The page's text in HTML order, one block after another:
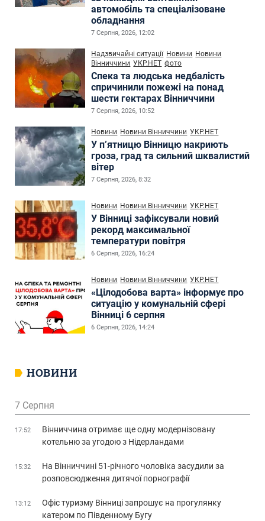
автомобіль та спеціалізоване
обладнання
7 Серпня, 2026, 12:02
Надзвичайні ситуації Новини Новини
Вінниччини УКР.НЕТ фото
Спека та людська недбалість
спричинили пожежі на понад
шести гектарах Вінниччини
7 Серпня, 2026, 10:52
Новини Новини Вінниччини УКР.НЕТ
У п’ятницю Вінницю накриють
гроза, град та сильний шквалистий
вітер
7 Серпня, 2026, 8:32
Новини Новини Вінниччини УКР.НЕТ
У Вінниці зафіксували новий
рекорд максимальної
температури повітря
6 Серпня, 2026, 16:24
Новини Новини Вінниччини УКР.НЕТ
«Цілодобова варта» інформує про
ситуацію у комунальній сфері
Вінниці 6 серпня
6 Серпня, 2026, 14:24
НОВИНИ
7 Серпня
17:52
Вінниччина отримає ще одну модернізовану
котельню за угодою з Нідерландами
15:32
На Вінниччині 51-річного чоловіка засудили за
розповсюдження дитячої порнографії
13:12
Офіс туризму Вінниці запрошує на прогулянку
катером по Південному Бугу